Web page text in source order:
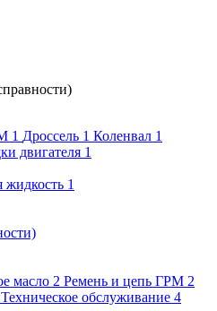
1 Дроссель 1 Коленвал 1
двигателя 1
жидкость 1
масло 2 Ремень и цепь ГРМ 2
Техническое обслуживание 4